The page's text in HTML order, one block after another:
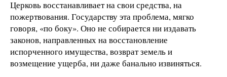
Церковь восстанавливает на свои средства, на
пожертвования. Государству эта проблема, мягко
говоря, «по боку». Оно не собирается ни издавать
законов, направленных на восстановление
испорченного имущества, возврат земель и
возмещение ущерба, ни даже банально извиняться.